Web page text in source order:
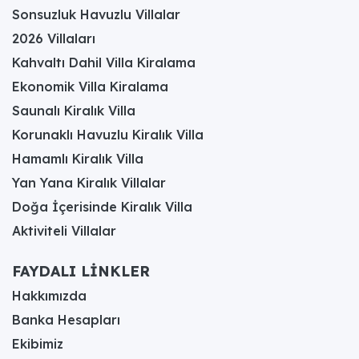
süre korumanıza yardım eder.
Kalkan İslamlar ve Kışla
Mevkiinde Öne Çıkan
Saunalı Villa Seçenekleri
KalkanİslamlarveKışla
saunalı villa seçenekleri, Akdeniz’in en prestijli tatil
merkezinde yer alan, misafirlerine hem Toros
Dağları’nın serinliğini hem de denizin sonsuz
üst segment konaklama birimlerini tanımlar.
İslamlar köyü, yüksek rakımı ve tertemiz
havasıyla bir yayla atmosferi sunarken, burada
yer alan saunalar doğanın içindeki dinginliği
bedensel bir arınma ile birleştirir. Kışla mevkii ise
Kalkan
Sonsuzluk Havuzlu Villalar
2026 Villaları
Kahvaltı Dahil Villa Kiralama
Ekonomik Villa Kiralama
Saunalı Kiralık Villa
Korunaklı Havuzlu Kiralık Villa
Hamamlı Kiralık Villa
Yan Yana Kiralık Villalar
Doğa İçerisinde Kiralık Villa
Aktiviteli Villalar
FAYDALI LİNKLER
Hakkımızda
Banka Hesapları
Ekibimiz